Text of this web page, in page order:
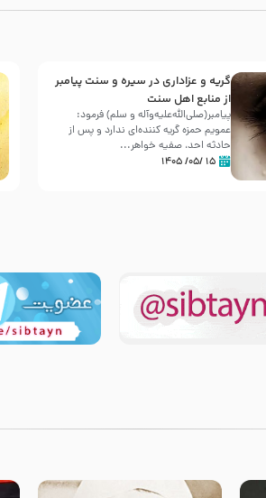
گریه و عزاداری در سیره و سنت پیامبر
از منابع اهل سنت
پیامبر(صلی‌الله‌علیه‌وآله و سلم) فرمود:
عمویم حمزه گریه کننده‌ای ندارد و پس از
حادثه احد، صفیه خواهر...
۱۵ /۰۵/ ۱۴۰۵